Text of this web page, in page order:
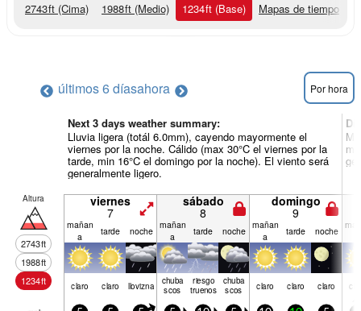
2743ft (Cima) 1988ft (Medio) 1234ft (Base) Mapas de tiempo
últimos 6 díasahora Por hora
Next 3 days weather summary:
Lluvia ligera (totál 6.0mm), cayendo mayormente el
viernes por la noche. Cálido (max 30°C el viernes por la
tarde, min 16°C el domingo por la noche). El viento será
generalmente ligero.
Altura
2743ft
1988ft
1234ft
viernes
7
sábado
8
domingo
9
mañan
a
tarde noche mañan
a
tarde noche mañan
a
tarde noche
claro claro llov­izna chuba
scos
riesgo
truenos
chuba
scos claro claro claro